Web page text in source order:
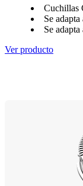
Cuchillas
Se
Se
Ver producto